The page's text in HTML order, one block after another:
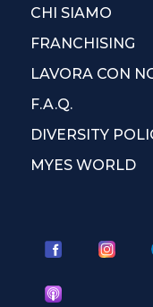
CHI SIAMO
FRANCHISING
LAVORA CON
F.A.Q.
DIVERSITY
MYES WORLD